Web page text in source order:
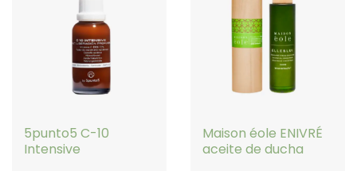
COMPRAR
5punto5 C-10
Intensive
COMPRAR
Maison éole ENIVRÉ
aceite de ducha